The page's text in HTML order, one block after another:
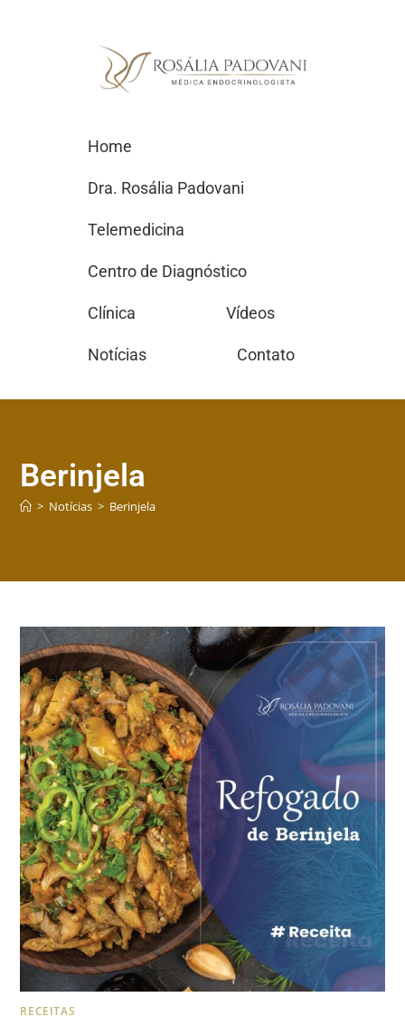
Home
Dra. Rosália Padovani
Telemedicina
Centro de Diagnóstico
Clínica Vídeos
Notícias Contato
Berinjela
> Notícias > Berinjela
RECEITAS